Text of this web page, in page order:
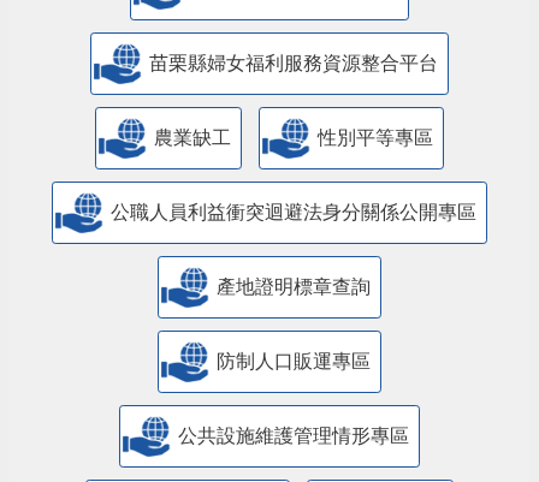
苗栗縣婦女福利服務資源整合平台
農業缺工 性別平等專區
公職人員利益衝突迴避法身分關係公開專區
產地證明標章查詢
防制人口販運專區
​公共設施維護管理情形專區